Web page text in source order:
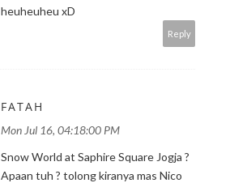
heuheuheu xD
Reply
FATAH
Mon Jul 16, 04:18:00 PM
Snow World at Saphire Square Jogja ?
Apaan tuh ? tolong kiranya mas Nico